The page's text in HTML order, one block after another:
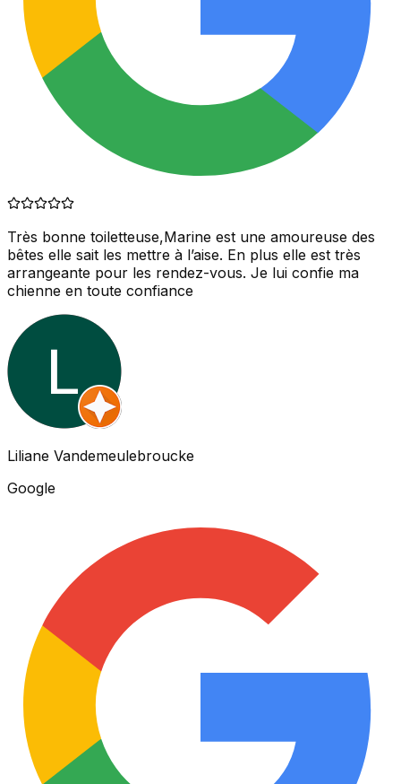
Très bonne toiletteuse,Marine est une amoureuse des
bêtes elle sait les mettre à l’aise. En plus elle est très
arrangeante pour les rendez-vous. Je lui confie ma
chienne en toute confiance
Liliane Vandemeulebroucke
Google